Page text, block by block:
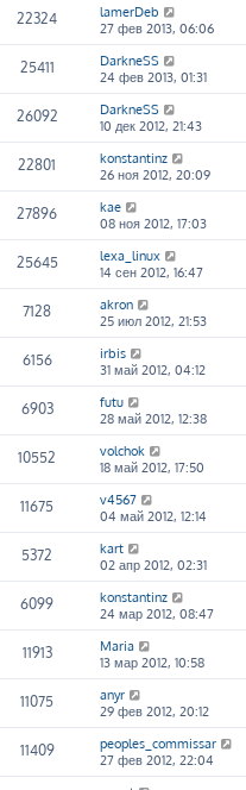
22324
lamerDeb
27 фев 2013, 06:06
25411
DarkneSS
24 фев 2013, 01:31
26092
DarkneSS
10 дек 2012, 21:43
22801
konstantinz
26 ноя 2012, 20:09
27896
kae
08 ноя 2012, 17:03
25645
lexa_linux
14 сен 2012, 16:47
7128
akron
25 июл 2012, 21:53
6156
irbis
31 май 2012, 04:12
6903
futu
28 май 2012, 12:38
10552
volchok
18 май 2012, 17:50
11675
v4567
04 май 2012, 12:14
5372
kart
02 апр 2012, 02:31
6099
konstantinz
24 мар 2012, 08:47
11913
Maria
13 мар 2012, 10:58
11075
anyr
29 фев 2012, 20:12
11409
peoples_commissar
27 фев 2012, 22:04